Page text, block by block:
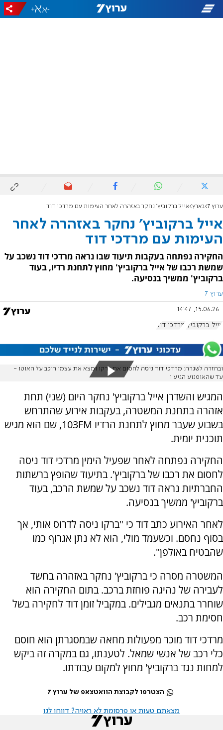
-
+
ערוץ 7 בארץ אייל ברקוביץ' נחקר באזהרה לאחר העימות עם מרדכי דוד
אייל ברקוביץ' נחקר באזהרה לאחר
העימות עם מרדכי דוד
החקירה נפתחה בעקבות תיעוד שבו נראה מרדכי דוד נשכב על
שמשת רכבו של אייל ברקוביץ' מחוץ לתחנת רדיו, בעוד
ברקוביץ' ממשיך בנסיעה.
ערוץ 7
15.06.26, 14:47
אייל ברקוביץ' מרדכי דוד
ובחזרה לשגרה: מרדכי דוד ניסה לחסום את ברקו ומצא את עצמו רוכב על האוטו -
עד שהאופנוע הגיע ו
המגיש והשדרן אייל ברקוביץ' נחקר היום (שני) תחת
אזהרה בתחנת המשטרה, בעקבות אירוע שהתרחש
בשבוע שעבר מחוץ לתחנת הרדיו 103FM, שם הוא מגיש
תוכנית יומית.
החקירה נפתחה לאחר שפעיל הימין מרדכי דוד ניסה
לחסום את רכבו של ברקוביץ'. בתיעוד שהופץ ברשתות
החברתיות נראה דוד נשכב על שמשת הרכב, בעוד
ברקוביץ' ממשיך בנסיעה.
לאחר האירוע כתב דוד כי "ברקו ניסה לדרוס אותי, אך
בסוף נחסם. וכשעמד מולי, הוא לא נתן אגרוף כמו
שהבטיח באולפן".
המשטרה מסרה כי ברקוביץ' נחקר באזהרה בחשד
לעבירה של נהיגה פוחזת ברכב. בתום החקירה הוא
שוחרר בתנאים מגבילים. במקביל זומן דוד לחקירה בשל
חסימת רכב.
מרדכי דוד מוכר מפעולות מחאה שבמסגרתן הוא חוסם
כלי רכב של אנשי שמאל. לטענתו, גם במקרה זה ביקש
למחות נגד ברקוביץ' מחוץ למקום עבודתו.
הצטרפו לקבוצת הוואטצאפ של ערוץ 7
מצאתם טעות או פרסומת לא ראויה? דווחו לנו